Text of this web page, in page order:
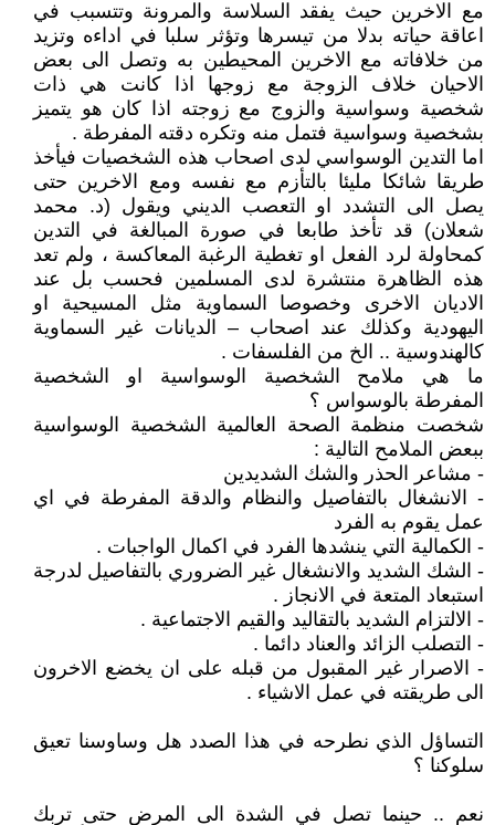
مع الاخرين حيث يفقد السلاسة والمرونة وتتسبب في
اعاقة حياته بدلا من تيسرها وتؤثر سلبا في اداءه وتزيد
من خلافاته مع الاخرين المحيطين به وتصل الى بعض
الاحيان خلاف الزوجة مع زوجها اذا كانت هي ذات
شخصية وسواسية والزوج مع زوجته اذا كان هو يتميز
بشخصية وسواسية فتمل منه وتكره دقته المفرطة .
اما التدين الوسواسي لدى اصحاب هذه الشخصيات فيأخذ
طريقا شائكا مليئا بالتأزم مع نفسه ومع الاخرين حتى
يصل الى التشدد او التعصب الديني ويقول (د. محمد
شعلان) قد تأخذ طابعا في صورة المبالغة في التدين
كمحاولة لرد الفعل او تغطية الرغبة المعاكسة ، ولم تعد
هذه الظاهرة منتشرة لدى المسلمين فحسب بل عند
الاديان الاخرى وخصوصا السماوية مثل المسيحية او
اليهودية وكذلك عند اصحاب – الديانات غير السماوية
كالهندوسية .. الخ من الفلسفات .
ما هي ملامح الشخصية الوسواسية او الشخصية
المفرطة بالوسواس ؟
شخصت منظمة الصحة العالمية الشخصية الوسواسية
ببعض الملامح التالية :
- مشاعر الحذر والشك الشديدين
- الانشغال بالتفاصيل والنظام والدقة المفرطة في اي
عمل يقوم به الفرد
- الكمالية التي ينشدها الفرد في اكمال الواجبات .
- الشك الشديد والانشغال غير الضروري بالتفاصيل لدرجة
استبعاد المتعة في الانجاز .
- الالتزام الشديد بالتقاليد والقيم الاجتماعية .
- التصلب الزائد والعناد دائما .
- الاصرار غير المقبول من قبله على ان يخضع الاخرون
الى طريقته في عمل الاشياء .
التساؤل الذي نطرحه في هذا الصدد هل وساوسنا تعيق
سلوكنا ؟
نعم .. حينما تصل في الشدة الى المرض حتى تربك